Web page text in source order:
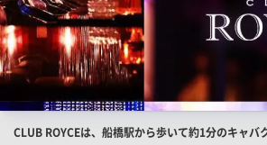
店
CLUB ROYCEは、船橋駅から歩いて約1分のキャバ